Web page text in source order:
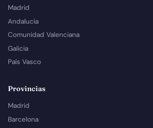
Madrid
Andalucía
Comunidad Valenciana
Galicia
País Vasco
Provincias
Madrid
Barcelona